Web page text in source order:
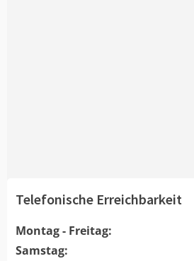
Telefonische Erreichbarkeit
Montag - Freitag:
Samstag: